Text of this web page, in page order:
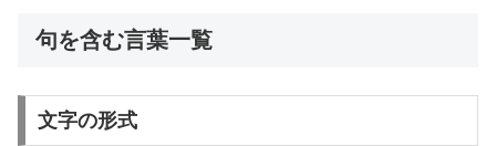
句を含む言葉一覧
文字の形式